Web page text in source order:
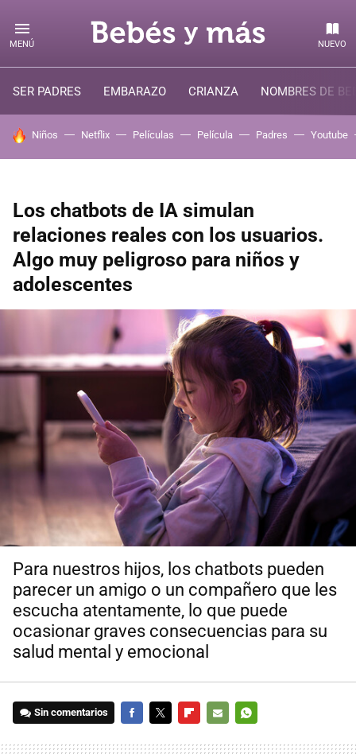
MENÚ NUEVO
SER PADRES EMBARAZO CRIANZA NOMBRES DE
HOY SE HABLA DE
Niños Netflix Películas Película Padres Youtube
Los chatbots de IA simulan
relaciones reales con los usuarios.
Algo muy peligroso para niños y
adolescentes
Para nuestros hijos, los chatbots pueden
parecer un amigo o un compañero que les
escucha atentamente, lo que puede
ocasionar graves consecuencias para su
salud mental y emocional
Sin comentarios